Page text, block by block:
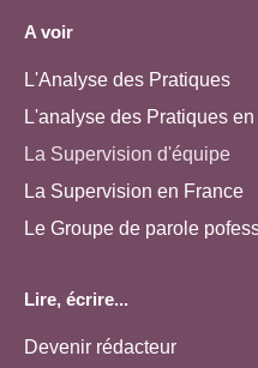
A voir
L'Analyse des Pratiques
L'analyse des Pratiques
La Supervision d'équipe
La Supervision en France
Le Groupe de parole
Lire, écrire...
Devenir rédacteur